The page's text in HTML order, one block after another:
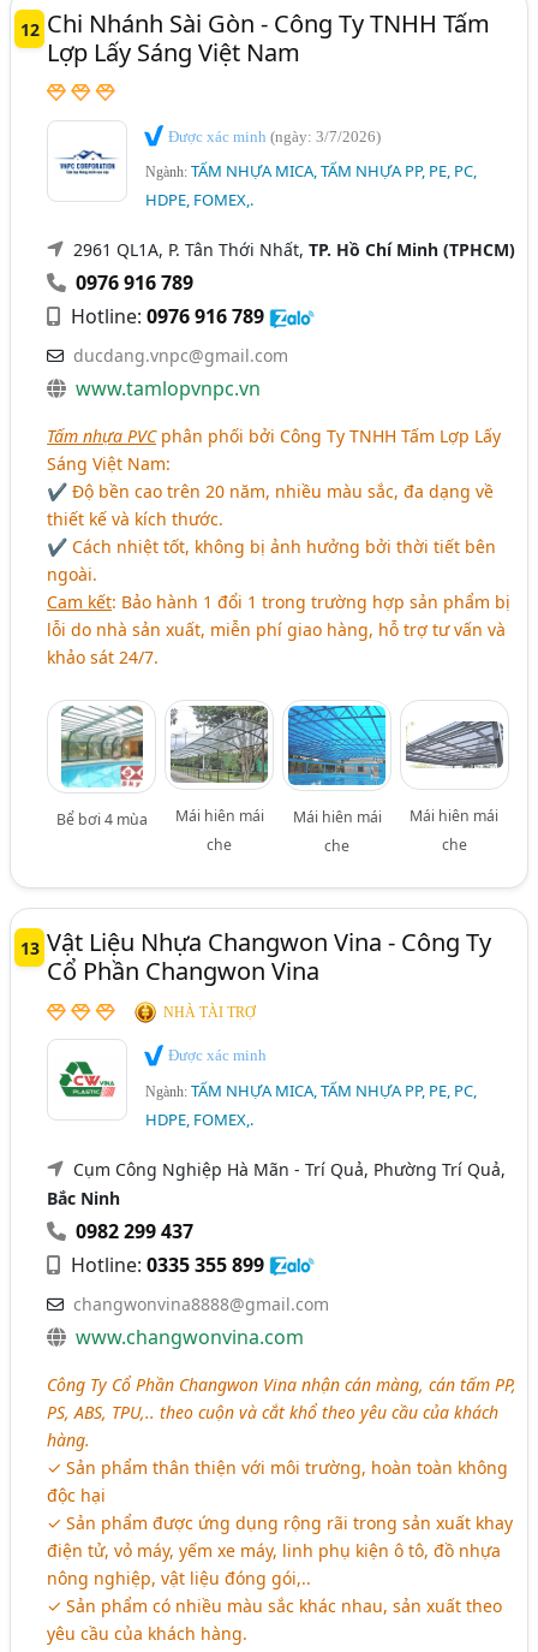
12 Chi Nhánh Sài Gòn - Công Ty TNHH Tấm
Lợp Lấy Sáng Việt Nam
Được xác minh(ngày: 3/7/2026)
Ngành:TẤM NHỰA MICA, TẤM NHỰA PP, PE, PC,
HDPE, FOMEX,.
2961 QL1A, P. Tân Thới Nhất,TP. Hồ Chí Minh (TPHCM)
0976 916 789
Hotline:0976 916 789
ducdang.vnpc@gmail.com
www.tamlopvnpc.vn
Tấm nhựa PVCphân phối bởi Công Ty TNHH Tấm Lợp Lấy
Sáng Việt Nam:
✔ Độ bền cao trên 20 năm, nhiều màu sắc, đa dạng về
thiết kế và kích thước.
✔ Cách nhiệt tốt, không bị ảnh hưởng bởi thời tiết bên
ngoài.
Cam kết: Bảo hành 1 đổi 1 trong trường hợp sản phẩm bị
lỗi do nhà sản xuất, miễn phí giao hàng, hỗ trợ tư vấn và
khảo sát 24/7.
Bể bơi 4 mùa
Mái hiên mái
che
Mái hiên mái
che
Mái hiên mái
che
13 Vật Liệu Nhựa Changwon Vina - Công Ty
Cổ Phần Changwon Vina
NHÀ TÀI TRỢ
Được xác minh
Ngành:TẤM NHỰA MICA, TẤM NHỰA PP, PE, PC,
HDPE, FOMEX,.
Cụm Công Nghiệp Hà Mãn - Trí Quả, Phường Trí Quả,
Bắc Ninh
0982 299 437
Hotline:0335 355 899
changwonvina8888@gmail.com
www.changwonvina.com
Công Ty Cổ Phần Changwon Vina nhận cán màng, cán tấm PP,
PS, ABS, TPU,.. theo cuộn và cắt khổ theo yêu cầu của khách
hàng.
✓ Sản phẩm thân thiện với môi trường, hoàn toàn không
độc hại
✓ Sản phẩm được ứng dụng rộng rãi trong sản xuất khay
điện tử, vỏ máy, yếm xe máy, linh phụ kiện ô tô, đồ nhựa
nông nghiệp, vật liệu đóng gói,..
✓ Sản phẩm có nhiều màu sắc khác nhau, sản xuất theo
yêu cầu của khách hàng.